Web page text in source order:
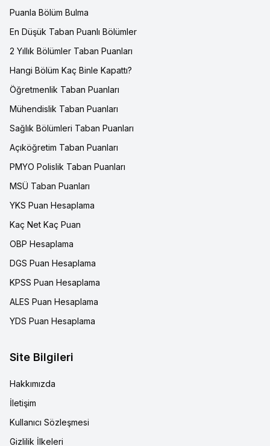
Puanla Bölüm Bulma
En Düşük Taban Puanlı Bölümler
2 Yıllık Bölümler Taban Puanları
Hangi Bölüm Kaç Binle Kapattı?
Öğretmenlik Taban Puanları
Mühendislik Taban Puanları
Sağlık Bölümleri Taban Puanları
Açıköğretim Taban Puanları
PMYO Polislik Taban Puanları
MSÜ Taban Puanları
YKS Puan Hesaplama
Kaç Net Kaç Puan
OBP Hesaplama
DGS Puan Hesaplama
KPSS Puan Hesaplama
ALES Puan Hesaplama
YDS Puan Hesaplama
Site Bilgileri
Hakkımızda
İletişim
Kullanıcı Sözleşmesi
Gizlilik İlkeleri